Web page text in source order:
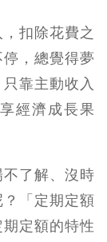
扣除花費之
，總覺得夢
靠主動收入
經濟成長果
了解、沒時
「定期定額
定額的特性